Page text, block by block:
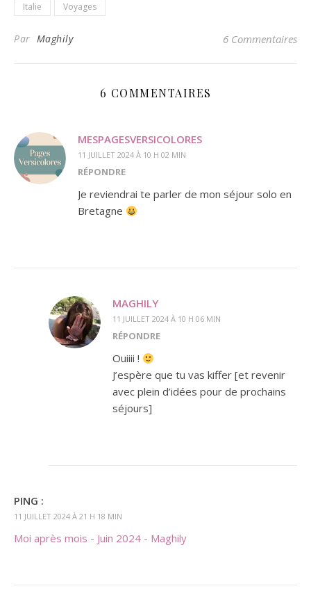
Italie Voyages
Par Maghily 6 Commentaires
6 COMMENTAIRES
MESPAGESVERSICOLORES
11 JUILLET 2024 À 10 H 02 MIN
RÉPONDRE
Je reviendrai te parler de mon séjour solo en
Bretagne
MAGHILY
11 JUILLET 2024 À 10 H 06 MIN
RÉPONDRE
Ouiiii !
J’espère que tu vas kiffer [et revenir
avec plein d’idées pour de prochains
séjours]
PING :
11 JUILLET 2024 À 21 H 18 MIN
Moi après mois - Juin 2024 - Maghily